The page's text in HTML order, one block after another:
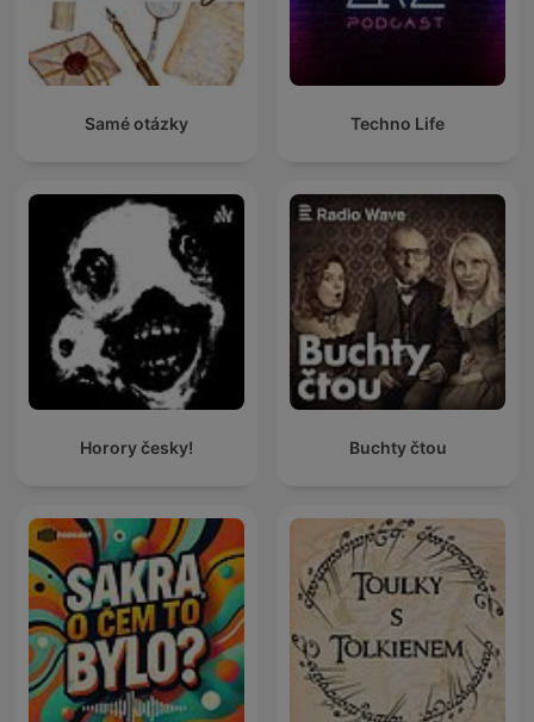
Samé otázky Techno Life
Horory česky! Buchty čtou